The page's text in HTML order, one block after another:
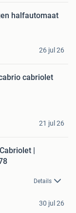
halfautomaat
26 jul 26
cabriolet
21 jul 26
|
Details
30 jul 26